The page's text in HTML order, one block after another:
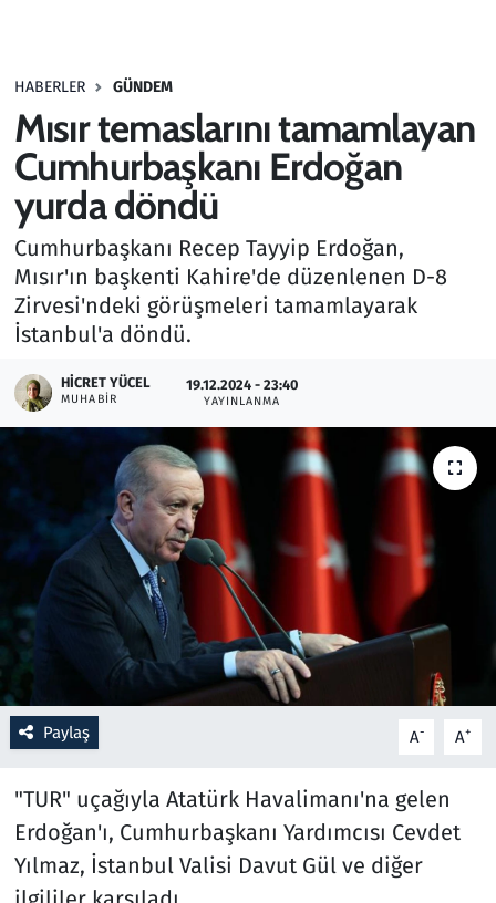
HABERLER GÜNDEM
Mısır temaslarını tamamlayan
Cumhurbaşkanı Erdoğan
yurda döndü
Cumhurbaşkanı Recep Tayyip Erdoğan,
Mısır'ın başkenti Kahire'de düzenlenen D-8
Zirvesi'ndeki görüşmeleri tamamlayarak
İstanbul'a döndü.
HICRET YÜCEL
MUHABIR
19.12.2024 - 23:40
YAYINLANMA
Paylaş A- A+
"TUR" uçağıyla Atatürk Havalimanı'na gelen
Erdoğan'ı, Cumhurbaşkanı Yardımcısı Cevdet
Yılmaz, İstanbul Valisi Davut Gül ve diğer
Haber
Kültür Sanat
Kurumsal Haberler
Lezzet Durağı
Memur ve Kamu
Otomobil
Oyun
Ramazan
Resmi İlanlar
Rüya Tabirleri
Sağlık
Savunma Sanayi
Spor
Teknoloji ve Bilim